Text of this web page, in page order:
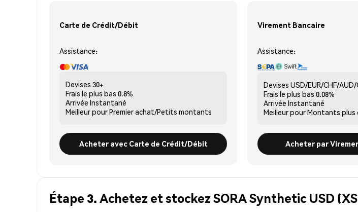
Carte de Crédit/Débit
Assistance:
Devises 30+
Frais le plus bas 0.8%
Arrivée Instantané
Meilleur pourPremier achat/Petits montants
Acheter avec Carte de Crédit/Débit
Virement Bancaire
Assistance:
Devises USD/EUR/CHF/AUD/
Frais le plus bas 0.08%
Arrivée Instantané
Meilleur pourMontants plus
Acheter par
Étape 3. Achetez et stockez SORA Synthetic USD